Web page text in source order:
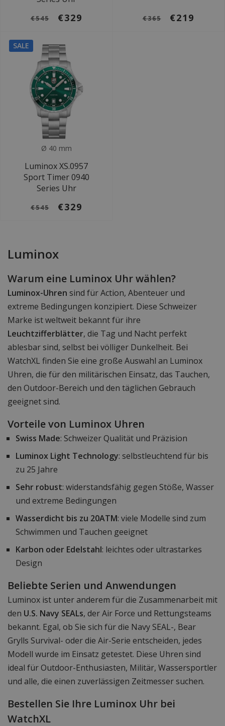
€545 €329 €365 €219
SALE
Ø 40 mm
Luminox XS.0957
Sport Timer 0940
Series Uhr
€545 €329
Luminox
Warum eine Luminox Uhr wählen?
Luminox-Uhren sind für Action, Abenteuer und
extreme Bedingungen konzipiert. Diese Schweizer
Marke ist weltweit bekannt für ihre
Leuchtzifferblätter, die Tag und Nacht perfekt
ablesbar sind, selbst bei völliger Dunkelheit. Bei
WatchXL finden Sie eine große Auswahl an Luminox
Uhren, die für den militärischen Einsatz, das Tauchen,
den Outdoor-Bereich und den täglichen Gebrauch
geeignet sind.
Vorteile von Luminox Uhren
Swiss Made: Schweizer Qualität und Präzision
Luminox Light Technology: selbstleuchtend für bis
zu 25 Jahre
Sehr robust: widerstandsfähig gegen Stöße, Wasser
und extreme Bedingungen
Wasserdicht bis zu 20ATM: viele Modelle sind zum
Schwimmen und Tauchen geeignet
Karbon oder Edelstahl: leichtes oder ultrastarkes
Design
Beliebte Serien und Anwendungen
Luminox ist unter anderem für die Zusammenarbeit mit
den U.S. Navy SEALs, der Air Force und Rettungsteams
bekannt. Egal, ob Sie sich für die Navy SEAL-, Bear
Grylls Survival- oder die Air-Serie entscheiden, jedes
Modell wurde im Einsatz getestet. Diese Uhren sind
ideal für Outdoor-Enthusiasten, Militär, Wassersportler
und alle, die einen zuverlässigen Zeitmesser suchen.
Bestellen Sie Ihre Luminox Uhr bei
WatchXL